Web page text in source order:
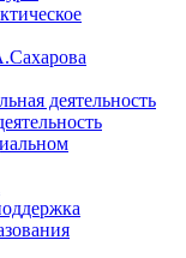
деятельность